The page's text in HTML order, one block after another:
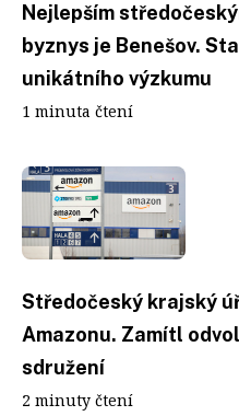
Nejlepším
byznys je Benešov.
unikátního výzkumu
1 minuta čtení
Středočeský krajský
Amazonu. Zamítl
sdružení
2 minuty čtení